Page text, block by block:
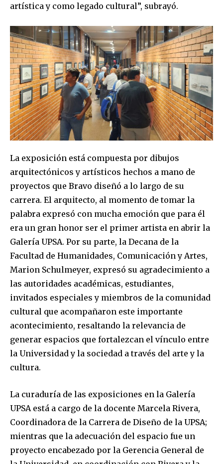
Join our community of
SUBSCRIBERS and be part of the
conversation.
To subscribe, simply enter your email address on our website
or click the subscribe button below. Don't worry, we respect
your privacy and won't spam your inbox. Your information is
safe with us.
SUBSCRIBE
artística y como legado cultural”, subrayó.
La exposición está compuesta por dibujos
arquitectónicos y artísticos hechos a mano de
proyectos que Bravo diseñó a lo largo de su
carrera. El arquitecto, al momento de tomar la
palabra expresó con mucha emoción que para él
era un gran honor ser el primer artista en abrir la
Galería UPSA. Por su parte, la Decana de la
Facultad de Humanidades, Comunicación y Artes,
Marion Schulmeyer, expresó su agradecimiento a
las autoridades académicas, estudiantes,
invitados especiales y miembros de la comunidad
cultural que acompañaron este importante
acontecimiento, resaltando la relevancia de
generar espacios que fortalezcan el vínculo entre
la Universidad y la sociedad a través del arte y la
cultura.
La curaduría de las exposiciones en la Galería
UPSA está a cargo de la docente Marcela Rivera,
Coordinadora de la Carrera de Diseño de la UPSA;
mientras que la adecuación del espacio fue un
proyecto encabezado por la Gerencia General de